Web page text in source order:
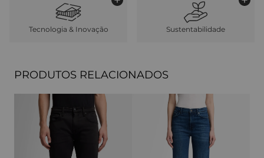
Tecnologia & Inovação Sustentabilidade
PRODUTOS RELACIONADOS